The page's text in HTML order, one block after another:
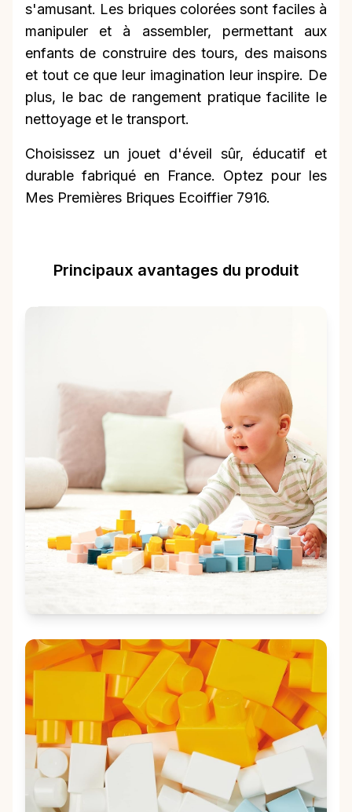
s'amusant. Les briques colorées sont faciles à
manipuler et à assembler, permettant aux
enfants de construire des tours, des maisons
et tout ce que leur imagination leur inspire. De
plus, le bac de rangement pratique facilite le
nettoyage et le transport.
Choisissez un jouet d'éveil sûr, éducatif et
durable fabriqué en France. Optez pour les
Mes Premières Briques Ecoiffier 7916.
Principaux avantages du produit